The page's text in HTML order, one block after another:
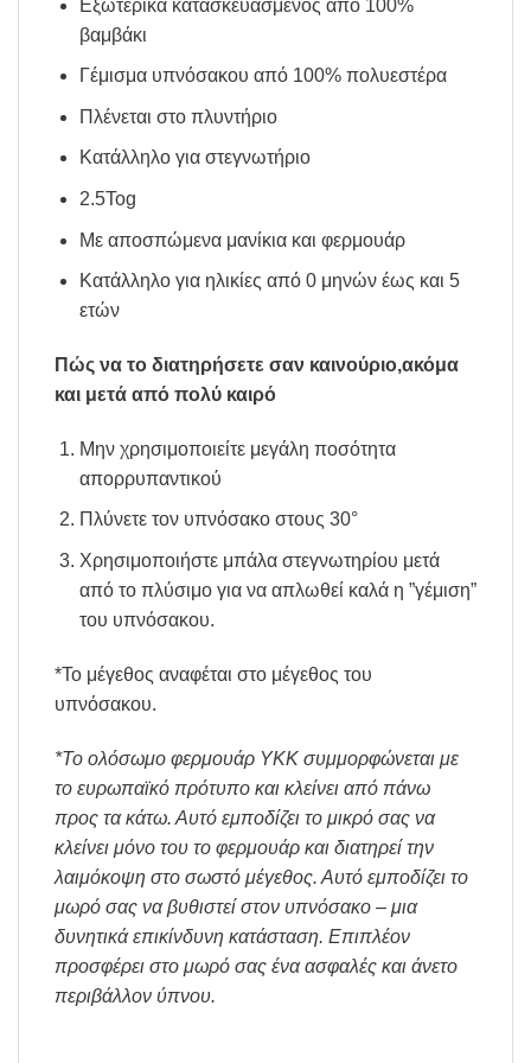
Εξωτερικά κατασκευασμένος από 100%
βαμβάκι
Γέμισμα υπνόσακου από 100% πολυεστέρα
Πλένεται στο πλυντήριο
Κατάλληλο για στεγνωτήριο
2.5Tog
Με αποσπώμενα μανίκια και φερμουάρ
Κατάλληλο για ηλικίες από 0 μηνών έως και 5
ετών
Πώς να το διατηρήσετε σαν καινούριο,ακόμα
και μετά από πολύ καιρό
Μην χρησιμοποιείτε μεγάλη ποσότητα
απορρυπαντικού
Πλύνετε τον υπνόσακο στους 30°
Χρησιμοποιήστε μπάλα στεγνωτηρίου μετά
από το πλύσιμο για να απλωθεί καλά η ”γέμιση”
του υπνόσακου.
*Το μέγεθος αναφέται στο μέγεθος του
υπνόσακου.
*Το ολόσωμο φερμουάρ YKK συμμορφώνεται με
το ευρωπαϊκό πρότυπο και κλείνει από πάνω
προς τα κάτω. Αυτό εμποδίζει το μικρό σας να
κλείνει μόνο του το φερμουάρ και διατηρεί την
λαιμόκοψη στο σωστό μέγεθος. Αυτό εμποδίζει το
μωρό σας να βυθιστεί στον υπνόσακο – μια
δυνητικά επικίνδυνη κατάσταση. Επιπλέον
προσφέρει στο μωρό σας ένα ασφαλές και άνετο
περιβάλλον ύπνου.